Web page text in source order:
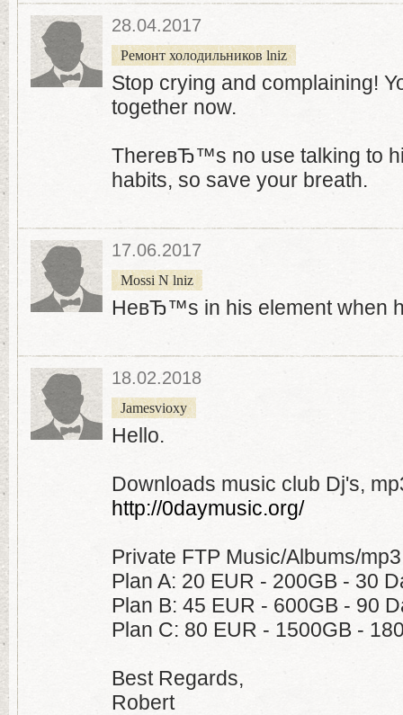
28.04.2017
Ремонт холодильников lniz
Stop crying and complaining!
together now.
ThereвЂ™s no use talking to
habits, so save your breath.
17.06.2017
Mossi N lniz
HeвЂ™s in his element when
18.02.2018
Jamesvioxy
Hello.
Downloads music club Dj's,
http://0daymusic.org/
Private FTP Music/Albums/
Plan A: 20 EUR - 200GB - 30
Plan B: 45 EUR - 600GB - 90
Plan C: 80 EUR - 1500GB -
Best Regards,
Robert